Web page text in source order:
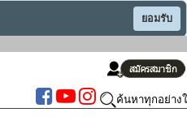
ยอมรับ
ค้นหาทุกอย่าง